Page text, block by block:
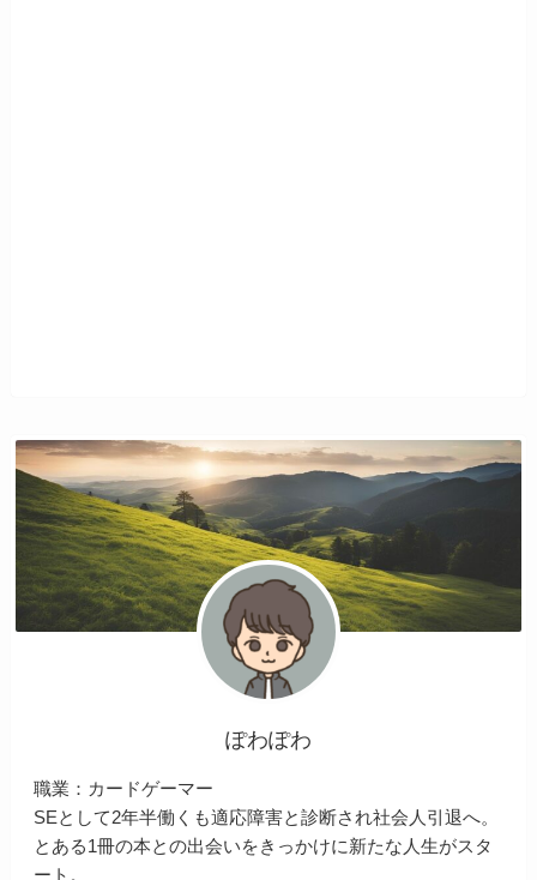
ぽわぽわ
職業：カードゲーマー
SEとして2年半働くも適応障害と診断され社会人引退へ。
とある1冊の本との出会いをきっかけに新たな人生がスタ
ート。